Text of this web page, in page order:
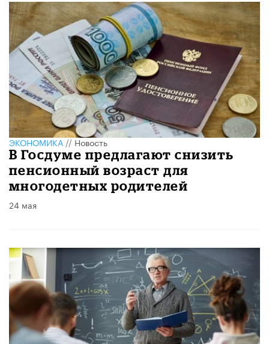
ЭКОНОМИКА//Новость
В Госдуме предлагают снизить
пенсионный возраст для
многодетных родителей
24 мая